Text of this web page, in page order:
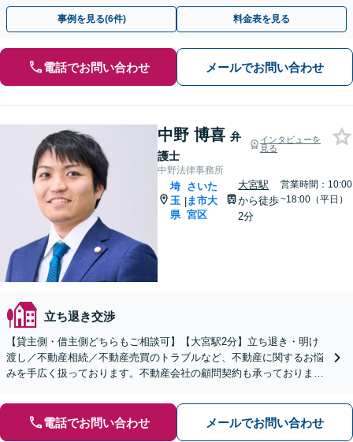
案「明確な料金体系」問題解決に全力で取り組みます
事例を見る(6件) 料金表を見る
電話でお問い合わせ メールでお問い合わせ
中野 博喜 弁
護士
インタビューを
見る
中野法律事務所
埼
玉
県
|
さいた
ま市大
宮区
大宮駅
から徒歩
2分
営業時間：10:00
~18:00（平日）
立ち退き交渉
【貸主側・借主側どちらもご相談可】【大宮駅2分】立ち退き・明け
渡し／不動産相続／不動産売買のトラブルなど、不動産に関するお悩
みを手広く扱っております。不動産会社の顧問契約も承っておりま
電話でお問い合わせ メールでお問い合わせ